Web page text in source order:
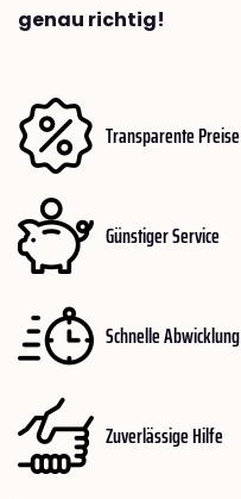
genau richtig!
Transparente Preise
Günstiger Service
Schnelle Abwicklung
Zuverlässige Hilfe